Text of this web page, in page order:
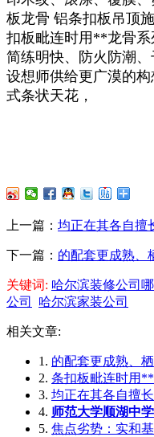
板龙骨 铝条扣板吊顶
扣板毗连时用**龙骨
简练明快、防火防潮
设想师供给更广漠的
式条状天花，
上一篇： 均正在其各自擅
下一篇： 的配套更成熟、
关键词: 哈尔滨装修公司
公司
哈尔滨家装公司
相关文章:
1. 的配套更成熟、
2. 条扣板毗连时用
3. 均正在其各自擅
4. 师范大学顺湖中
5. 焦点劣势：实和